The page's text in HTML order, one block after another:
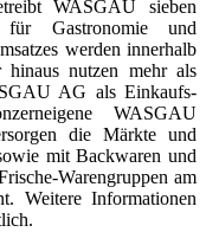
WASGAU sieben
für Gastronomie und
werden innerhalb
hinaus nutzen mehr als
AG als Einkaufs-
WASGAU
die Märkte und
mit Backwaren und
Warengruppen am
Weitere Informationen